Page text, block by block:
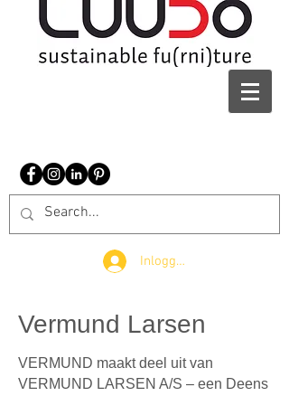
Inloggen
Vermund Larsen
VERMUND maakt deel uit van
VERMUND LARSEN A/S – een Deens